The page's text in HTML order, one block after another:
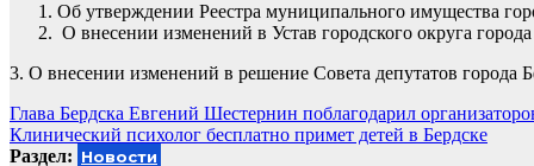
Об утверждении Реестра муниципального имущества
О внесении изменений в Устав городского округа
3. О внесении изменений в решение Совета депутатов города
Навигация
по
Глава Бердска Евгений Шестернин поблагодарил
Клинический психолог бесплатно примет детей в Бердске
Раздел: Новости